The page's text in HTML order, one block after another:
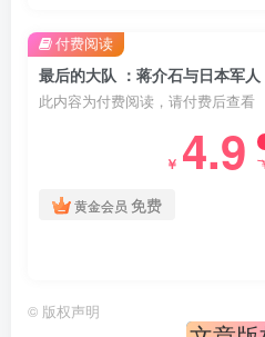
最后的大队 ：蒋介石与日本军
此内容为付费阅读，请付费后查看
￥ 4.9
黄金会员 免费
付费阅读
© 版权声明